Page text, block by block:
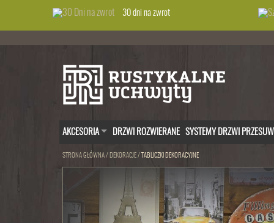
30 dni na zwrot
AKCESORIA DRZWI ROZWIERANE SYSTEMY DRZWI
STRONA GŁÓWNA/ DEKORACJE/ TABLICZKI DEKORACYJNE